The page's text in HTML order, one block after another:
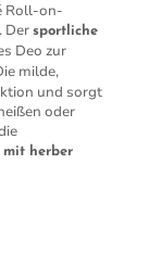
Roll-on-
Der sportliche
Deo zur
milde,
und sorgt
oder
mit herber